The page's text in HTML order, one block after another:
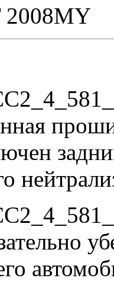
2008MY